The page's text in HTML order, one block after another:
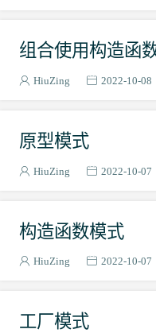
组合使用构造函
HiuZing 2022-10-08
原型模式
HiuZing 2022-10-07
构造函数模式
HiuZing 2022-10-07
工厂模式